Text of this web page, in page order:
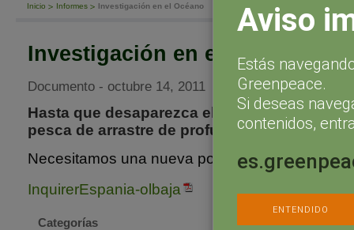
Inicio Informes Investigación en el Océano
Investigación en el Océano
Documento - octubre 14, 2011
Hasta que desaparezca el último pez. El
pesca de arrastre de profundidad
Necesitamos una nueva política para salvar
InquirerEspania-olbaja
Categorías
Aviso
Estás
Greenpeace.
Si deseas
contenidos,
ENTENDIDO